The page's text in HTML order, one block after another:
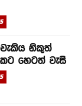
නිකුත්
හෙටත් වැසි